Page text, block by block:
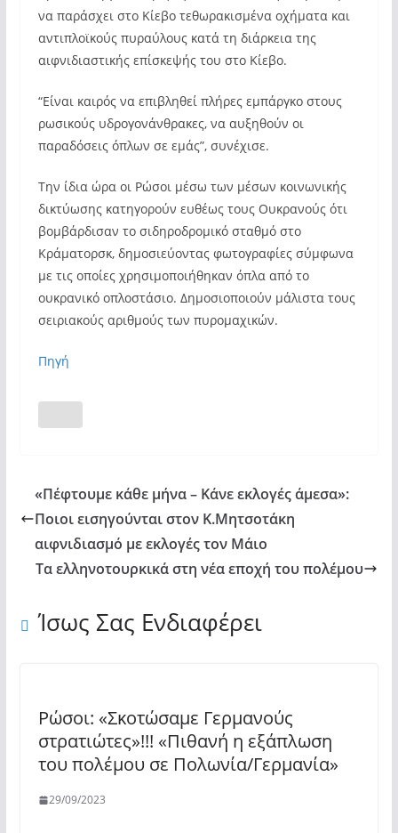
να παράσχει στο Κίεβο τεθωρακισμένα οχήματα και
αντιπλοϊκούς πυραύλους κατά τη διάρκεια της
αιφνιδιαστικής επίσκεψής του στο Κίεβο.
“Είναι καιρός να επιβληθεί πλήρες εμπάργκο στους
ρωσικούς υδρογονάνθρακες, να αυξηθούν οι
παραδόσεις όπλων σε εμάς”, συνέχισε.
Την ίδια ώρα οι Ρώσοι μέσω των μέσων κοινωνικής
δικτύωσης κατηγορούν ευθέως τους Ουκρανούς ότι
βομβάρδισαν το σιδηροδρομικό σταθμό στο
Κράματορσκ, δημοσιεύοντας φωτογραφίες σύμφωνα
με τις οποίες χρησιμοποιήθηκαν όπλα από το
ουκρανικό οπλοστάσιο. Δημοσιοποιούν μάλιστα τους
σειριακούς αριθμούς των πυρομαχικών.
Πηγή
«Πέφτουμε κάθε μήνα – Κάνε εκλογές άμεσα»:
Ποιοι εισηγούνται στον Κ.Μητσοτάκη
αιφνιδιασμό με εκλογές τον Μάιο
Τα ελληνοτουρκικά στη νέα εποχή του πολέμου
Ίσως Σας Ενδιαφέρει
Ρώσοι: «Σκοτώσαμε Γερμανούς
στρατιώτες»!!! «Πιθανή η εξάπλωση
του πολέμου σε Πολωνία/Γερμανία»
29/09/2023